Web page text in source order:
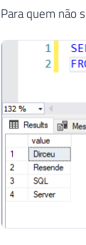
Para quem não